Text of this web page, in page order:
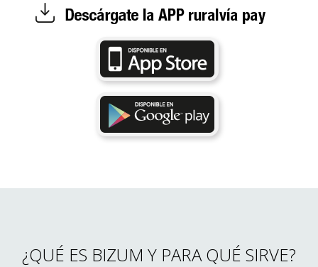
¿QUÉ ES BIZUM Y PARA QUÉ SIRVE?